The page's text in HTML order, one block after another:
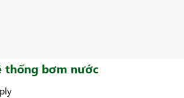
thống bơm nước